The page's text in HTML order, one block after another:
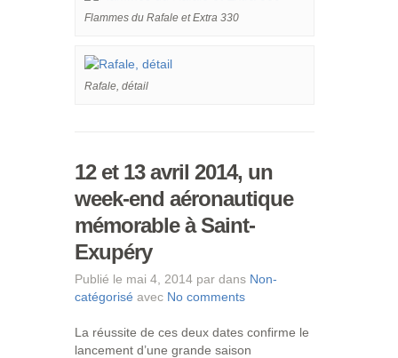
Flammes du Rafale et Extra 330
Rafale, détail
12 et 13 avril 2014, un
week-end aéronautique
mémorable à Saint-
Exupéry
Publié le mai 4, 2014 par dans Non-
catégorisé avec No comments
La réussite de ces deux dates confirme le
lancement d’une grande saison